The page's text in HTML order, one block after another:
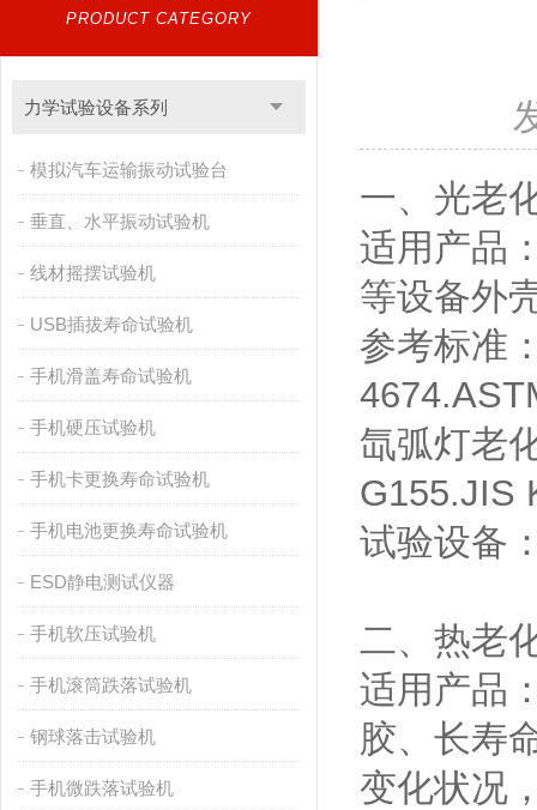
PRODUCT CATEGORY
力学试验设备系列
模拟汽车运输振动试验台
垂直、水平振动试验机
线材摇摆试验机
USB插拔寿命试验机
手机滑盖寿命试验机
手机硬压试验机
手机卡更换寿命试验机
手机电池更换寿命试验机
ESD静电测试仪器
手机软压试验机
手机滚筒跌落试验机
钢球落击试验机
手机微跌落试验机
一、光老
适用产品
等设备外
参考标准
氙弧灯老
G155.JIS
试验设备
二、热老
适用产品
胶、长寿
变化状况